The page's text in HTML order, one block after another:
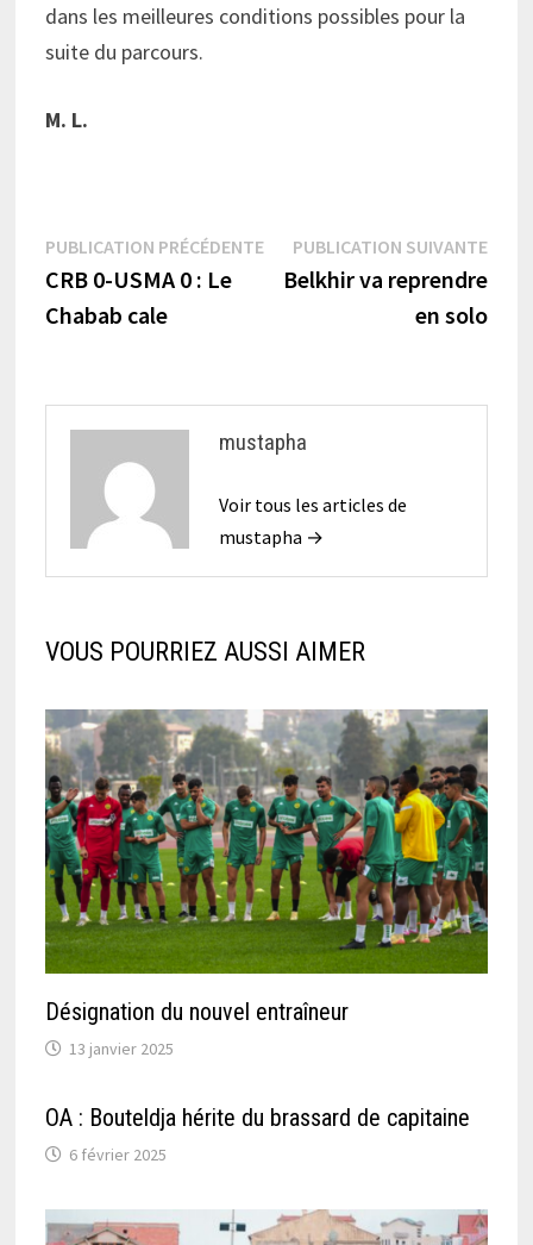
dans les meilleures conditions possibles pour la
suite du parcours.
M. L.
Navigation
de
PUBLICATION PRÉCÉDENTEPublication
précédente :
CRB 0-USMA 0 : Le
Chabab cale
PUBLICATION SUIVANTE
Belkhir va reprendre
en solo
mustapha
Voir tous les articles de
mustapha →
VOUS POURRIEZ AUSSI AIMER
Désignation du nouvel entraîneur
13 janvier 2025
OA : Bouteldja hérite du brassard de capitaine
6 février 2025